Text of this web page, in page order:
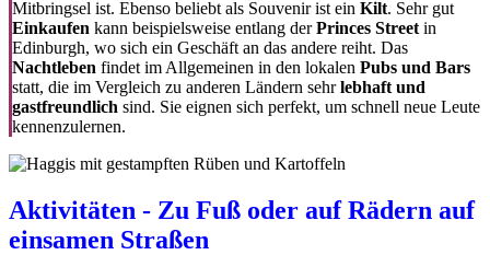
Mitbringsel ist. Ebenso beliebt als Souvenir ist ein Kilt. Sehr gut
Einkaufen kann beispielsweise entlang derPrinces Street in
Edinburgh, wo sich ein Geschäft an das andere reiht. Das
Nachtleben findet im Allgemeinen in den lokalen Pubs und Bars
statt, die im Vergleich zu anderen Ländern sehrlebhaft und
gastfreundlich sind. Sie eignen sich perfekt, um schnell neue Leute
kennenzulernen.
Aktivitäten - Zu Fuß oder auf Rädern auf
einsamen Straßen